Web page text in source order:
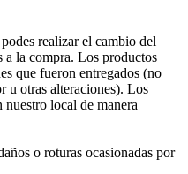
realizar el cambio del
a la compra. Los productos
que fueron entregados (no
u otras alteraciones). Los
local de manera
o roturas ocasionadas por